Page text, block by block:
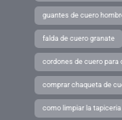
guantes de cuero
falda de cuero granate
cordones de cuero para
comprar chaqueta de
como limpiar la